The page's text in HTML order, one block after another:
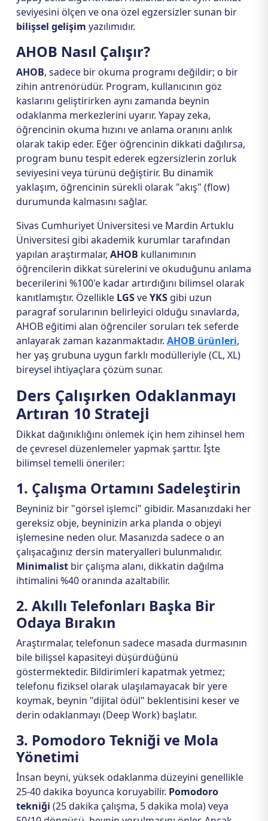
seviyesini ölçen ve ona özel egzersizler sunan bir
bilişsel gelişim yazılımıdır.
AHOB Nasıl Çalışır?
AHOB, sadece bir okuma programı değildir; o bir
zihin antrenörüdür. Program, kullanıcının göz
kaslarını geliştirirken aynı zamanda beynin
odaklanma merkezlerini uyarır. Yapay zeka,
öğrencinin okuma hızını ve anlama oranını anlık
olarak takip eder. Eğer öğrencinin dikkati dağılırsa,
program bunu tespit ederek egzersizlerin zorluk
seviyesini veya türünü değiştirir. Bu dinamik
yaklaşım, öğrencinin sürekli olarak "akış" (flow)
durumunda kalmasını sağlar.
Sivas Cumhuriyet Üniversitesi ve Mardin Artuklu
Üniversitesi gibi akademik kurumlar tarafından
yapılan araştırmalar, AHOB kullanımının
öğrencilerin dikkat sürelerini ve okuduğunu anlama
becerilerini %100'e kadar artırdığını bilimsel olarak
kanıtlamıştır. Özellikle LGSveYKS gibi uzun
paragraf sorularının belirleyici olduğu sınavlarda,
AHOB eğitimi alan öğrenciler soruları tek seferde
anlayarak zaman kazanmaktadır. AHOB ürünleri,
her yaş grubuna uygun farklı modülleriyle (CL, XL)
bireysel ihtiyaçlara çözüm sunar.
Ders Çalışırken Odaklanmayı
Artıran 10 Strateji
Dikkat dağınıklığını önlemek için hem zihinsel hem
de çevresel düzenlemeler yapmak şarttır. İşte
bilimsel temelli öneriler:
1. Çalışma Ortamını Sadeleştirin
Beyniniz bir "görsel işlemci" gibidir. Masanızdaki her
gereksiz obje, beyninizin arka planda o objeyi
işlemesine neden olur. Masanızda sadece o an
çalışacağınız dersin materyalleri bulunmalıdır.
Minimalist bir çalışma alanı, dikkatin dağılma
ihtimalini %40 oranında azaltabilir.
2. Akıllı Telefonları Başka Bir
Odaya Bırakın
Araştırmalar, telefonun sadece masada durmasının
bile bilişsel kapasiteyi düşürdüğünü
göstermektedir. Bildirimleri kapatmak yetmez;
telefonu fiziksel olarak ulaşılamayacak bir yere
koymak, beynin "dijital ödül" beklentisini keser ve
derin odaklanmayı (Deep Work) başlatır.
3. Pomodoro Tekniği ve Mola
Yönetimi
İnsan beyni, yüksek odaklanma düzeyini genellikle
25-40 dakika boyunca koruyabilir. Pomodoro
tekniği (25 dakika çalışma, 5 dakika mola) veya